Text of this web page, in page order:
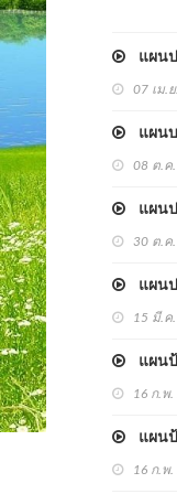
แผนป
07 เม.
แผนบ
08 ต.ค.
แผนป
30 ต.ค
แผนป
15 มี.ค
แผนป้
16 ก.พ.
แผนป้
16 ก.พ.